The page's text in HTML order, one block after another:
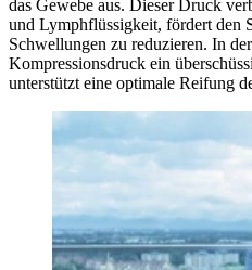
das Gewebe aus. Dieser Druck
und Lymphflüssigkeit, fördert den
Schwellungen zu reduzieren. In
Kompressionsdruck ein
unterstützt eine optimale Reifung